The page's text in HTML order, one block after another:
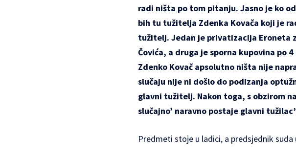
radi ništa po tom pitanju. Jasno je ko
bih tu tužitelja Zdenka Kovača koji je
tužitelj. Jedan je privatizacija Eroneta
Čovića, a druga jesporna kupovina po
Zdenko Kovač apsolutno ništa nije
slučaju nije ni došlo do podizanja
glavni tužitelj. Nakon toga, s obzirom
slučajno’ naravno postaje glavni
Predmeti stoje u ladici, a predsjednik